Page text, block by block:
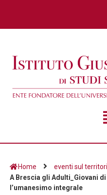
Home
eventi sul
A Brescia gli Adulti_Giovani
l’umanesimo integrale